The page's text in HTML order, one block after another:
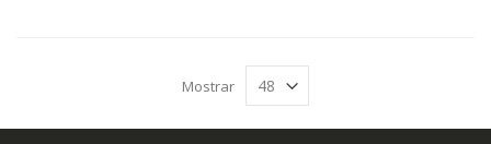
Mostrar